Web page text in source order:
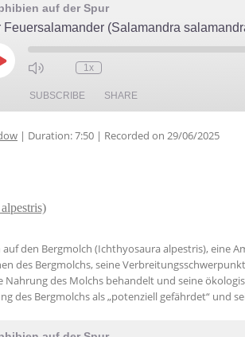
auf der Spur
Feuersalamander (Salamandra
Episode
1x
SUBSCRIBE SHARE
| Duration: 7:50 | Recorded on 29/06/2025
den Bergmolch (Ichthyosaura alpestris), eine
des Bergmolchs, seine
des Molchs behandelt und seine
des Bergmolchs als „potenziell gefährdet“ und